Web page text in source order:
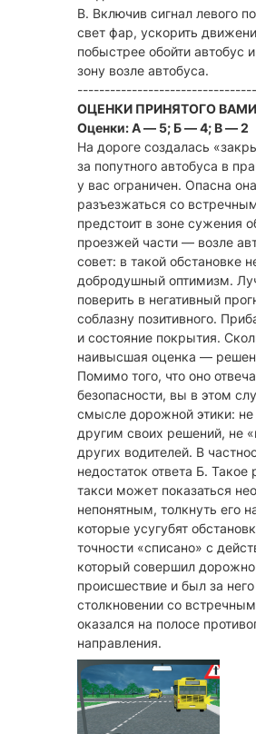
В. Включив сигнал левого
свет фар, ускорить
побыстрее обойти автобус
зону возле автобуса.
ОЦЕНКИ ПРИНЯТОГО
Оценки: А — 5; Б — 4; В — 2
На дороге создалась
за попутного автобуса в
у вас ограничен. Опасна
разъезжаться со
предстоит в зоне сужения
проезжей части — возле
совет: в такой обстановке
добродушный оптимизм.
поверить в негативный
соблазну позитивного.
и состояние покрытия.
наивысшая оценка —
Помимо того, что оно
безопасности, вы в этом
смысле дорожной этики: не
другим своих решений, не
других водителей. В
недостаток ответа Б.
такси может показаться
непонятным, толкнуть его
которые усугубят
точности «списано» с
который совершил
происшествие и был за
столкновении со
оказался на полосе
направления.